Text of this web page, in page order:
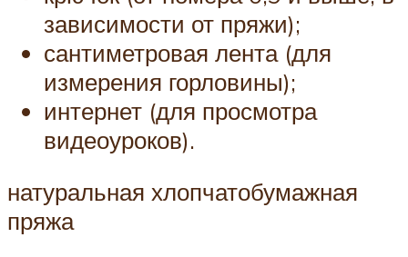
зависимости от пряжи);
сантиметровая лента (для
измерения горловины);
интернет (для просмотра
видеоуроков).
натуральная хлопчатобумажная
пряжа